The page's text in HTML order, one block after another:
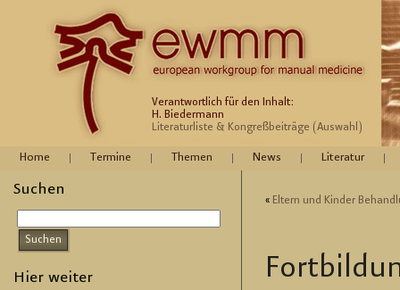
Verantwortlich für den Inhalt:
H. Biedermann
Literaturliste & Kongreßbeiträge (Auswahl)
Home Termine Themen News Literatur
Suchen
Hier weiter
« El­tern und Kin­der